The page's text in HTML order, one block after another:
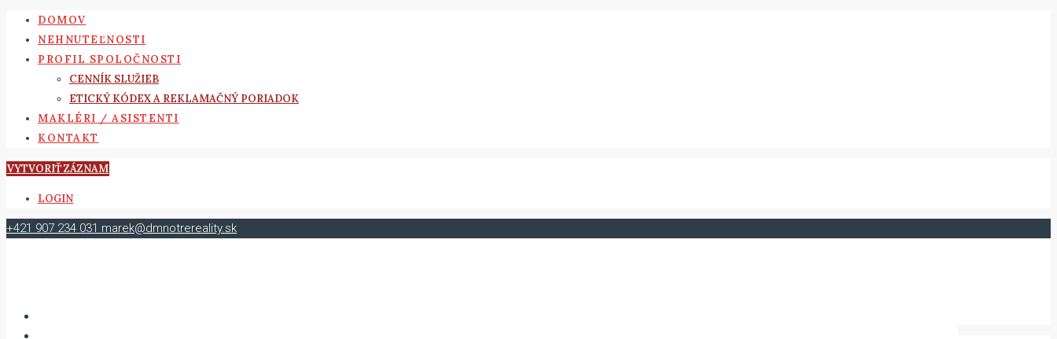
DOMOV
NEHNUTEĽNOSTI
PROFIL SPOLOČNOSTI
CENNÍK SLUŽIEB
ETICKÝ KÓDEX A REKLAMAČNÝ PORIADOK
MAKLÉRI / ASISTENTI
KONTAKT
VYTVORIŤ ZÁZNAM
LOGIN
+421 907 234 031 marek@dmnotrereality.sk